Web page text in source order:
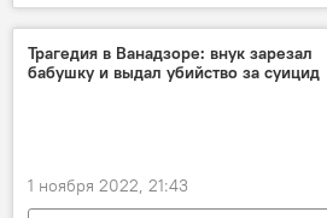
Россия
Колумнисты
РФ
Прибалтика
Европа
Трагедия в Ванадзоре: внук зарезал
бабушку и выдал убийство за суицид
1 ноября 2022, 21:43